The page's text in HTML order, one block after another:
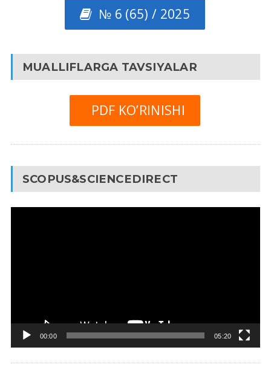
№ 6 (65) / 2025
MUALLIFLARGA TAVSIYALAR
PDF KO’RINISHI
SCOPUS&SCIENCEDIRECT
00:00 05:20